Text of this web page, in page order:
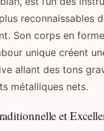
reconnaissables
Son corps en
unique créent
allant des tons
métalliques nets.
et